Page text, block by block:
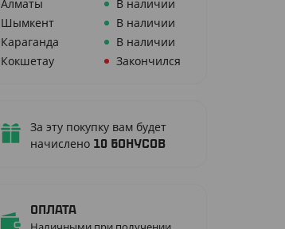
Алматы
В наличии
Шымкент
В наличии
Караганда
В наличии
Кокшетау
Закончился
За эту покупку вам будет
начислено 10 бонусов
Оплата